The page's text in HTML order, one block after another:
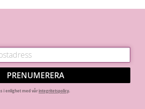
PRENUMERERA
i enlighet med vårintegritetspolicy.